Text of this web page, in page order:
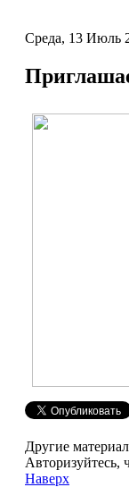
Среда, 13 Июль
Другие
Авторизуйтесь,
Наверх